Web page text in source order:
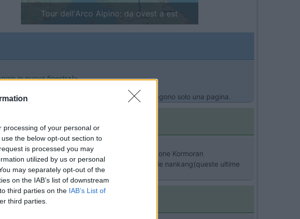
processing of your personal or
the below opt-out section to
is processed you may
utilized by us or personal
may separately opt-out of the
on the IAB’s list of downstream
third parties on the IAB’s List of
third parties.
Finlandia in camper: il piccolo sentiero
in nuova finestra)>
è un libro, e quelli che non viaggiano ne leggono solo una pagina.
sono a carrettate: Bridgestone Hankook Firestone Kormoran
sto trovando bene con le kormoran e le nankang(queste ultime
giro) Ciao Paolo.